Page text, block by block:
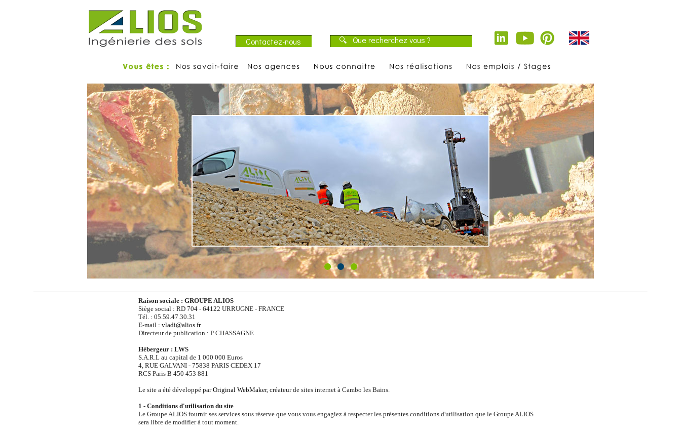
Raison sociale : GROUPE ALIOS
Siège social : RD 704 - 64122 URRUGNE - FRANCE
Tél. : 05.59.47.30.31
E-mail : vladi@alios.fr
Directeur de publication : P CHASSAGNE
Hébergeur : LWS
S.A.R.L au capital de 1 000 000 Euros
4, RUE GALVANI - 75838 PARIS CEDEX 17
RCS Paris B 450 453 881
Le site a été développé parOriginal WebMaker, créateur de sites internet à Cambo les Bains.
1 - Conditions d'utilisation du site
Le Groupe ALIOS fournit ses services sous réserve que vous vous engagiez à respecter les présentes conditions d'utilisation que le Groupe ALIOS
sera libre de modifier à tout moment.